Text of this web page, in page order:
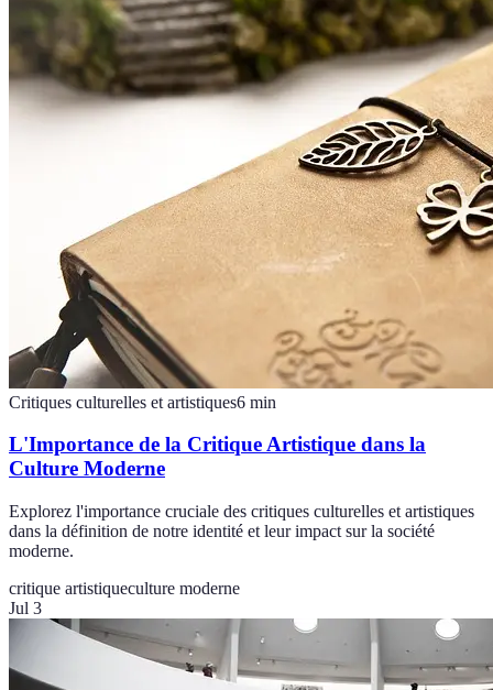
Critiques culturelles et artistiques6 min
L'Importance de la Critique Artistique dans la
Culture Moderne
Explorez l'importance cruciale des critiques culturelles et artistiques
dans la définition de notre identité et leur impact sur la société
moderne.
critique artistiqueculture moderne
Jul 3